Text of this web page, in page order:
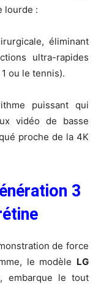
lourde :
éliminant
ultra-rapides
ou le tennis).
puissant qui
vidéo de basse
proche de la 4K
3
de force
le modèle LG
, embarque le tout